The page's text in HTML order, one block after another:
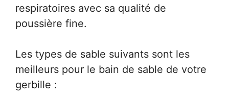
respiratoires avec sa qualité de
poussière fine.
Les types de sable suivants sont les
meilleurs pour le bain de sable de votre
gerbille :